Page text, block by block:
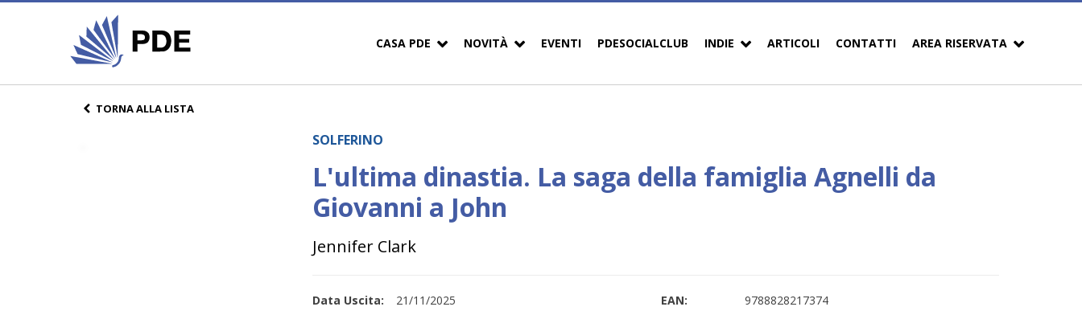
CASA PDE NOVITÀ EVENTI PDESOCIALCLUB INDIE ARTICOLI CONTATTI AREA RISERVATA
TORNA ALLA LISTA
SOLFERINO
L'ultima dinastia. La saga della famiglia Agnelli da
Giovanni a John
Jennifer Clark
Data Uscita: 21/11/2025 EAN: 9788828217374